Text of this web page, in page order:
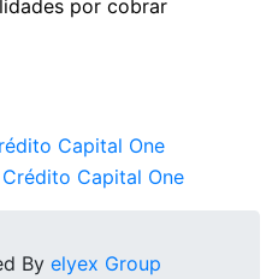
Capital One
By elyex Group